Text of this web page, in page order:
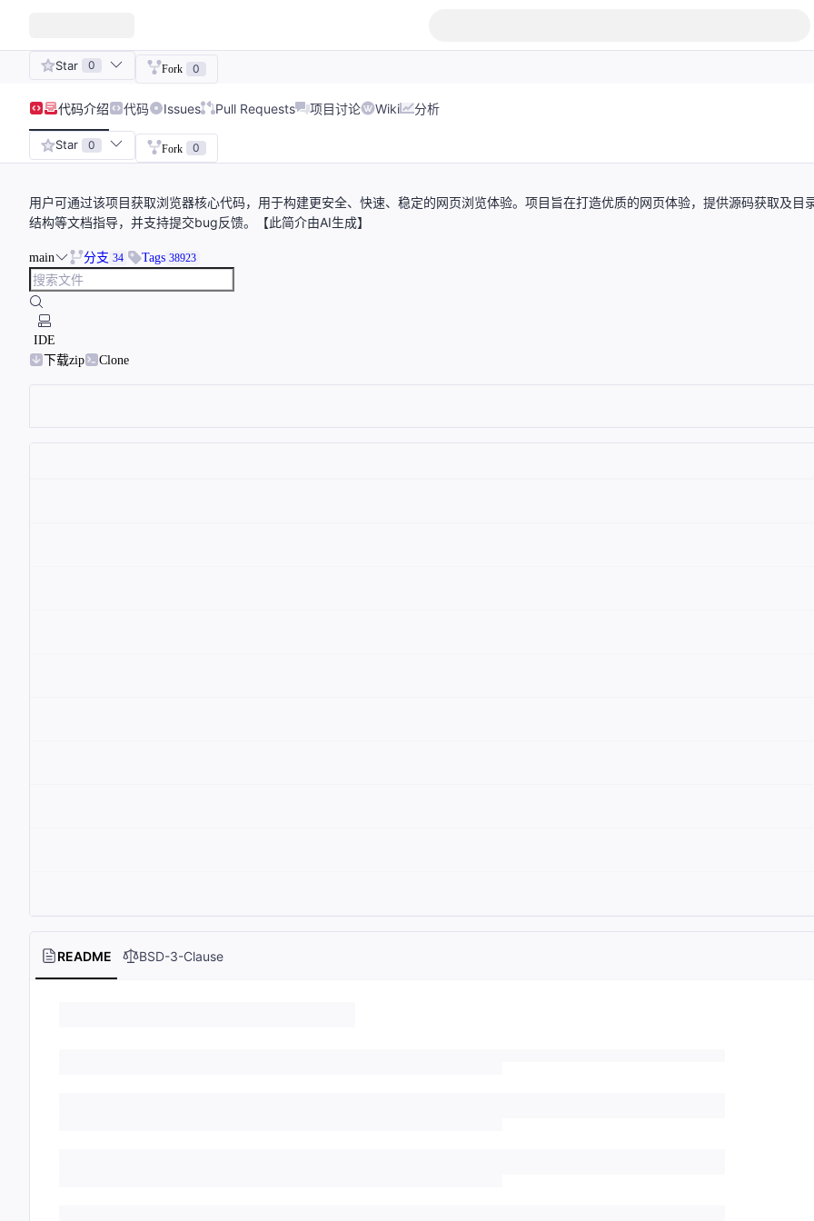
Star 0 Fork 0
代码介绍 代码 Issues Pull Requests 项目讨论 Wiki 分析
Star 0 Fork 0
用户可通过该项目获取浏览器核心代码，用于构建更安全、快速、稳定的网页浏览体验。项目旨在打造优质的网页体验，提供源码获取及目
结构等文档指导，并支持提交bug反馈。【此简介由AI生成】
main 分支 34 Tags 38923
IDE
下载zip
Clone
README BSD-3-Clause